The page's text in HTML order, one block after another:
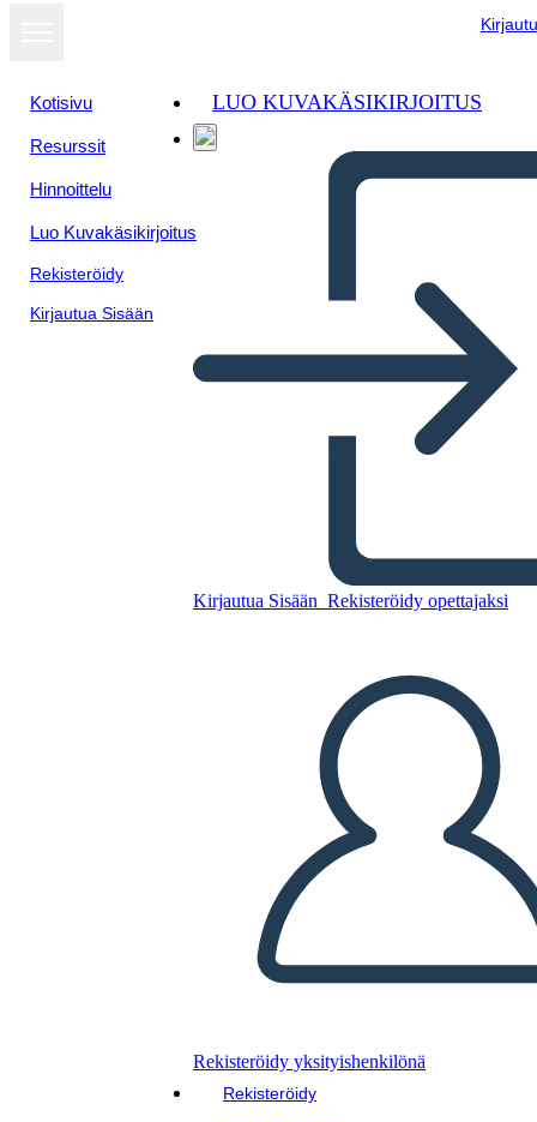
Kotisivu
Resurssit
Hinnoittelu
Luo Kuvakäsikirjoitus
Rekisteröidy
Kirjautua Sisään
LUO KUVAKÄSIKIRJOITUS
Kirjautua Sisään Rekisteröidy opettajaksi
Rekisteröidy yksityishenkilönä
Rekisteröidy
LUO KUVAKÄSIKIRJOITUS
TOISTA DIAESITYS
LUE MINULLE